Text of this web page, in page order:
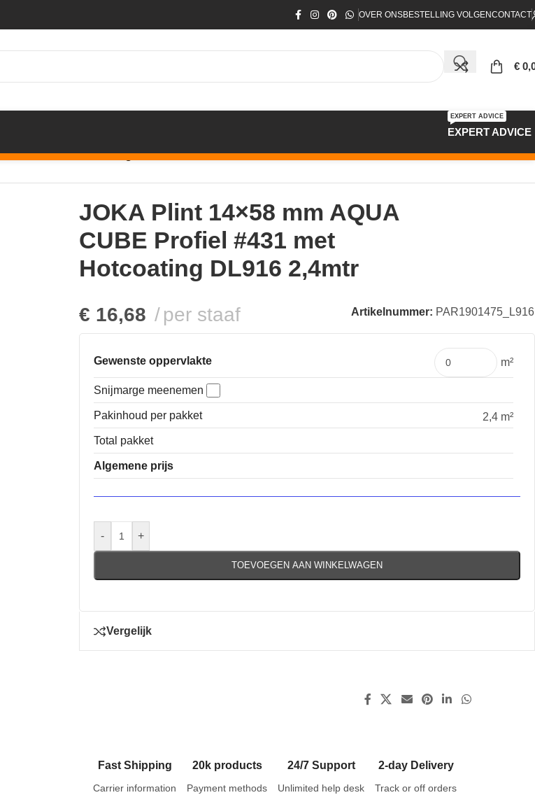
OVER ONSBESTELLING VOLGENCONTACT
€
EXPERT ADVICE
EXPERT ADVICE
#431 met Hotcoating DL916 2,4mtr
JOKA Plint 14×58 mm AQUA
CUBE Profiel #431 met
Hotcoating DL916 2,4mtr
€ 16,68 per staaf Artikelnummer: PAR1901475_L916
Gewenste oppervlakte m²
Snijmarge meenemen
Pakinhoud per pakket
2,4 m²
Total pakket
Algemene prijs
- +
TOEVOEGEN AAN WINKELWAGEN
Vergelijk
Fast Shipping
Carrier information
20k products
Payment methods
24/7 Support
Unlimited help desk
2-day Delivery
Track or off orders